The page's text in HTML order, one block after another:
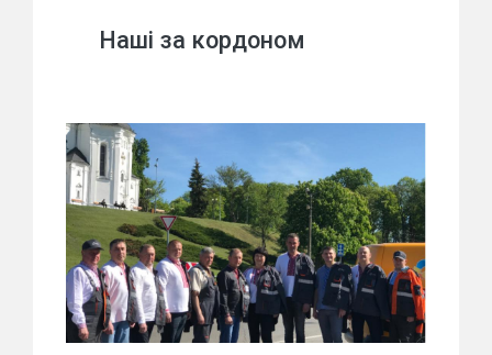
Наші за кордоном